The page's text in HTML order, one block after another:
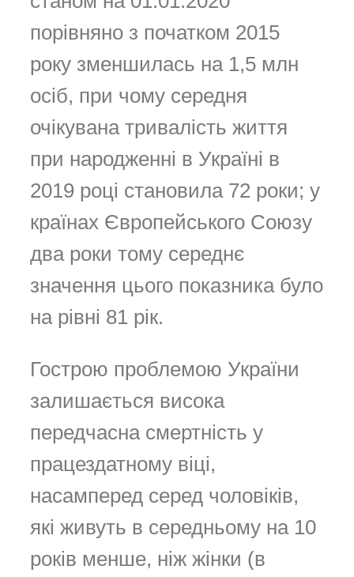
порівняно з початком 2015
року зменшилась на 1,5 млн
осіб, при чому середня
очікувана тривалість життя
при народженні в Україні в
2019 році становила 72 роки; у
країнах Європейського Союзу
два роки тому середнє
значення цього показника було
на рівні 81 рік.
Гострою проблемою України
залишається висока
передчасна смертність у
працездатному віці,
насамперед серед чоловіків,
які живуть в середньому на 10
років менше, ніж жінки (в